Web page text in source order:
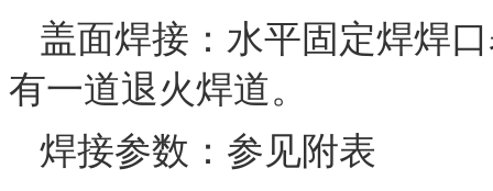
盖面焊接：水平固定焊焊
有一道退火焊道。
焊接参数：参见附表